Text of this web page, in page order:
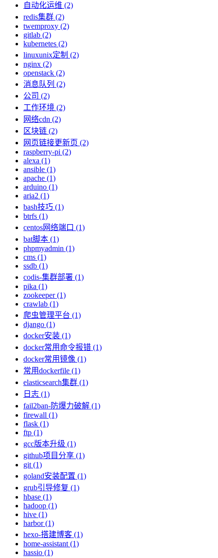
自动化运维 (2)
redis集群 (2)
twemproxy (2)
gitlab (2)
kubernetes (2)
linuxunix定制 (2)
nginx (2)
openstack (2)
消息队列 (2)
公司 (2)
工作环境 (2)
网络cdn (2)
区块链 (2)
网页链接更新页 (2)
raspberry-pi (2)
alexa (1)
ansible (1)
apache (1)
arduino (1)
aria2 (1)
bash技巧 (1)
btrfs (1)
centos网络端口 (1)
bat脚本 (1)
phpmyadmin (1)
cms (1)
ssdb (1)
codis-集群部署 (1)
pika (1)
zookeeper (1)
crawlab (1)
爬虫管理平台 (1)
django (1)
docker安装 (1)
docker常用命令报错 (1)
docker常用镜像 (1)
常用dockerfile (1)
elasticsearch集群 (1)
日志 (1)
fail2ban-防爆力破解 (1)
firewall (1)
flask (1)
ftp (1)
gcc版本升级 (1)
github项目分享 (1)
git (1)
goland安装配置 (1)
grub引导修复 (1)
hbase (1)
hadoop (1)
hive (1)
harbor (1)
hexo-搭建博客 (1)
home-assistant (1)
hassio (1)